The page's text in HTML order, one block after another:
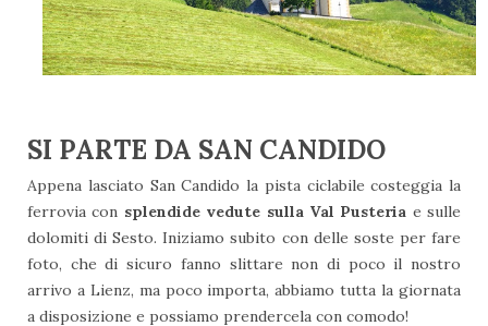
SI PARTE DA SAN CANDIDO
Appena lasciato San Candido la pista ciclabile costeggia la
ferrovia con splendide vedute sulla Val Pusteria e sulle
dolomiti di Sesto. Iniziamo subito con delle soste per fare
foto, che di sicuro fanno slittare non di poco il nostro
arrivo a Lienz, ma poco importa, abbiamo tutta la giornata
a disposizione e possiamo prendercela con comodo!